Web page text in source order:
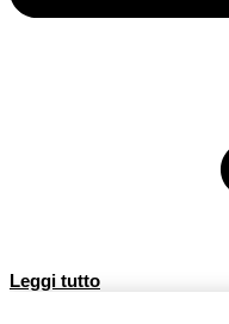
Leggi tutto